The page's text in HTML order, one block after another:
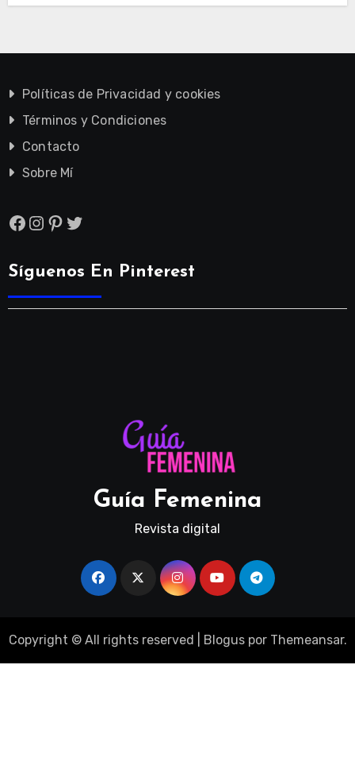
Políticas de Privacidad y cookies
Términos y Condiciones
Contacto
Sobre Mí
Facebook
Instagram
Pinterest
Twitter
Síguenos En Pinterest
Guía Femenina
Revista digital
Copyright © All rights reserved Bloguspor Themeansar.